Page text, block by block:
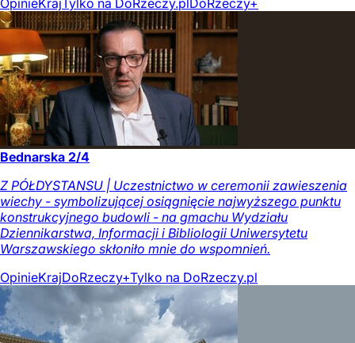
Bednarska 2/4
Z PÓŁDYSTANSU | Uczestnictwo w ceremonii zawieszenia
wiechy - symbolizującej osiągnięcie najwyższego punktu
konstrukcyjnego budowli - na gmachu Wydziału
Dziennikarstwa, Informacji i Bibliologii Uniwersytetu
Warszawskiego skłoniło mnie do wspomnień.
OpinieKrajDoRzeczy+Tylko na DoRzeczy.pl